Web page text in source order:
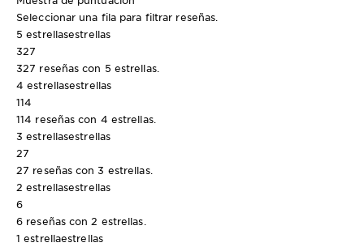
Seleccionar una fila para filtrar reseñas.
5 estrellasestrellas
327
327 reseñas con 5 estrellas.
4 estrellasestrellas
114
114 reseñas con 4 estrellas.
3 estrellasestrellas
27
27 reseñas con 3 estrellas.
2 estrellasestrellas
6
6 reseñas con 2 estrellas.
1 estrellaestrellas